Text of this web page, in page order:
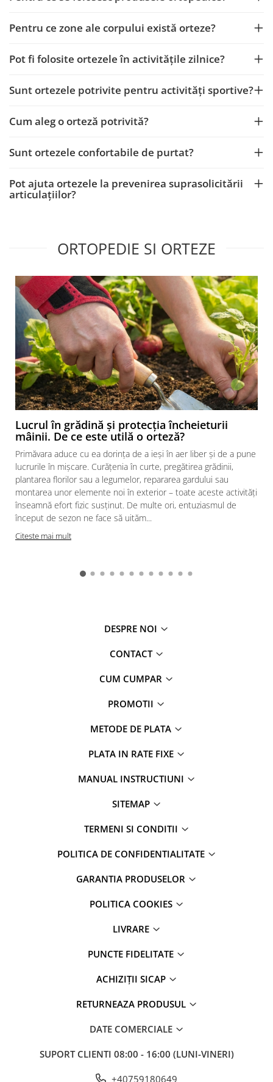
Pentru ce zone ale corpului există orteze?
Pot fi folosite ortezele în activitățile zilnice?
Sunt ortezele potrivite pentru activități sportive?
Cum aleg o orteză potrivită?
Sunt ortezele confortabile de purtat?
Pot ajuta ortezele la prevenirea suprasolicitării
articulațiilor?
ORTOPEDIE SI ORTEZE
Lucrul în grădină și protecția încheieturii
mâinii. De ce este utilă o orteză?
Primăvara aduce cu ea dorința de a ieși în aer liber și de a pune
lucrurile în mișcare. Curățenia în curte, pregătirea grădinii,
plantarea florilor sau a legumelor, repararea gardului sau
montarea unor elemente noi în exterior – toate aceste activități
înseamnă efort fizic susținut. De multe ori, entuziasmul de
început de sezon ne face să uităm...
Citeste mai mult
DESPRE NOI
CONTACT
CUM CUMPAR
PROMOTII
METODE DE PLATA
PLATA IN RATE FIXE
MANUAL INSTRUCTIUNI
SITEMAP
TERMENI SI CONDITII
POLITICA DE CONFIDENTIALITATE
GARANTIA PRODUSELOR
POLITICA COOKIES
LIVRARE
PUNCTE FIDELITATE
ACHIZIȚII SICAP
RETURNEAZA PRODUSUL
DATE COMERCIALE
SUPORT CLIENTI 08:00 - 16:00 (LUNI-VINERI)
+40759180649